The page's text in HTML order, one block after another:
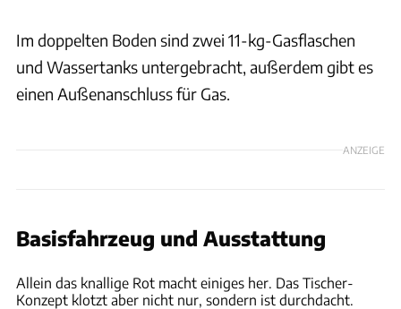
Im doppelten Boden sind zwei 11-kg-Gasflaschen
und Wassertanks untergebracht, außerdem gibt es
einen Außenanschluss für Gas.
ANZEIGE
Basisfahrzeug und Ausstattung
Allein das knallige Rot macht einiges her. Das Tischer-
Konzept klotzt aber nicht nur, sondern ist durchdacht.